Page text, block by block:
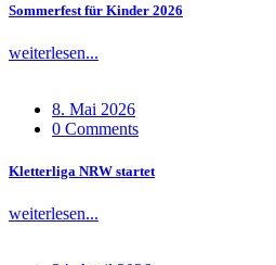
Sommerfest für Kinder 2026
weiterlesen...
8. Mai 2026
0 Comments
Kletterliga NRW startet
weiterlesen...